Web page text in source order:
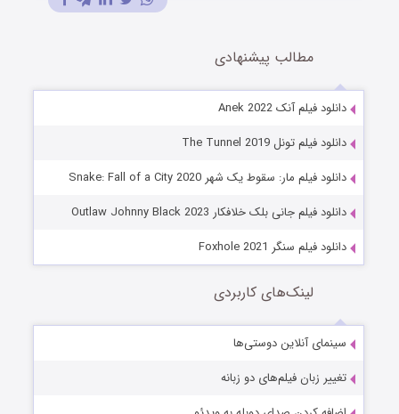
مطالب پیشنهادی
دانلود فیلم آنک Anek 2022
دانلود فیلم تونل The Tunnel 2019
دانلود فیلم مار: سقوط یک شهر Snake: Fall of a City 2020
دانلود فیلم جانی بلک خلافکار Outlaw Johnny Black 2023
دانلود فیلم سنگر Foxhole 2021
لینک‌های کاربردی
سینمای آنلاین دوستی‌ها
تغییر زبان فیلم‌های دو زبانه